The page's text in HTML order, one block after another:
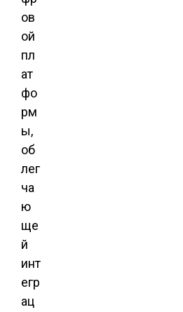
ов
ой
пл
ат
фо
рм
ы,
об
лег
ча
ю
ще
й
инт
егр
ац